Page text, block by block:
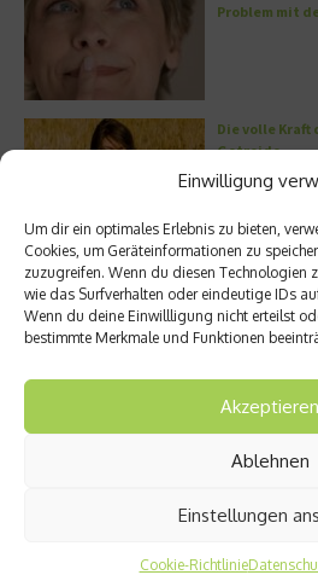
Einwilligung
Um dir ein optimales Erlebnis zu bieten,
Cookies, um Geräteinformationen zu
zuzugreifen. Wenn du diesen Technologien
wie das Surfverhalten oder eindeutige IDs
Wenn du deine Einwillligung nicht erteilst
bestimmte Merkmale und Funktionen
Akzeptieren
Ablehnen
Einstellungen
Cookie-Richtlinie
Problem mit
Die volle Kraft
Getreide
Entzündung
und
Welches